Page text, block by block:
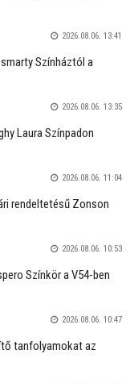
2026.08.06. 13:41
Színháztól a
2026.08.06. 13:35
Laura Színpadon
2026.08.06. 11:04
rendeltetésű Zonson
2026.08.06. 10:53
Színkör a V54-ben
2026.08.06. 10:47
tanfolyamokat az